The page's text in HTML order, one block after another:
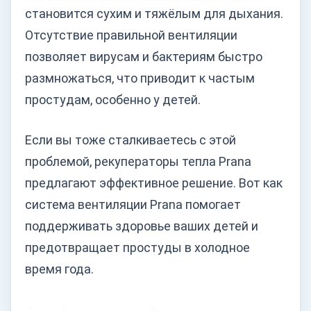
становится сухим и тяжёлым для дыхания.
Отсутствие правильной вентиляции
позволяет вирусам и бактериям быстро
размножаться, что приводит к частым
простудам, особенно у детей.
Если вы тоже сталкиваетесь с этой
проблемой, рекуператоры тепла Prana
предлагают эффективное решение. Вот как
система вентиляции Prana помогает
поддерживать здоровье ваших детей и
предотвращает простуды в холодное
время года.